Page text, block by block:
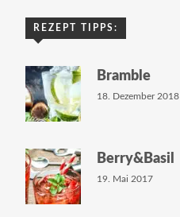
REZEPT TIPPS:
Bramble
18. Dezember 2018
Berry&Basil
19. Mai 2017